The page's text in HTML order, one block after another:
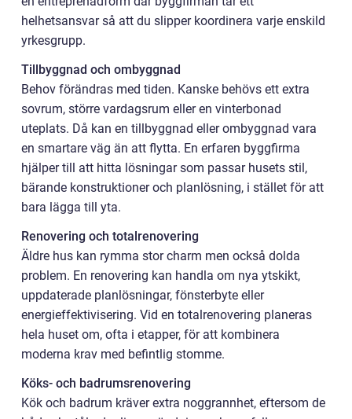
helhetsansvar så att du slipper koordinera varje enskild
yrkesgrupp.
Tillbyggnad och ombyggnad
Behov förändras med tiden. Kanske behövs ett extra
sovrum, större vardagsrum eller en vinterbonad
uteplats. Då kan en tillbyggnad eller ombyggnad vara
en smartare väg än att flytta. En erfaren byggfirma
hjälper till att hitta lösningar som passar husets stil,
bärande konstruktioner och planlösning, i stället för att
bara lägga till yta.
Renovering och totalrenovering
Äldre hus kan rymma stor charm men också dolda
problem. En renovering kan handla om nya ytskikt,
uppdaterade planlösningar, fönsterbyte eller
energieffektivisering. Vid en totalrenovering planeras
hela huset om, ofta i etapper, för att kombinera
moderna krav med befintlig stomme.
Köks- och badrumsrenovering
Kök och badrum kräver extra noggrannhet, eftersom de